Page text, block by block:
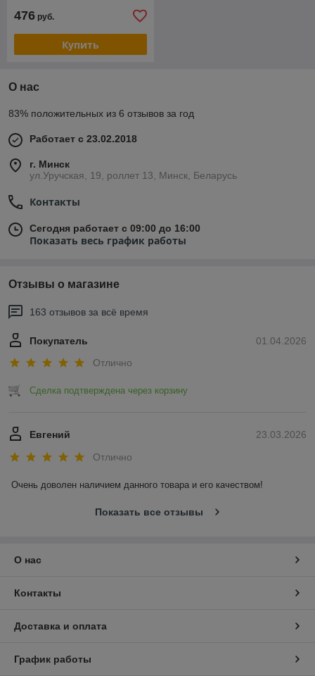
476 руб.
Купить
О нас
83% положительных из 6 отзывов за год
Работает с 23.02.2018
г. Минск
ул.Уручская, 19, роллет 13, Минск, Беларусь
Контакты
Сегодня работает с 09:00 до 16:00
Показать весь график работы
Отзывы о магазине
163 отзывов за всё время
01.04.2026
Покупатель
Отлично
Сделка подтверждена через корзину
23.03.2026
Евгений
Отлично
Очень доволен наличием данного товара и его качеством!
Показать все отзывы
О нас
Контакты
Доставка и оплата
График работы